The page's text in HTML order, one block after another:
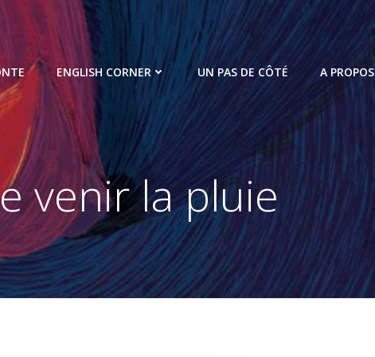
ENGLISH CORNER UN PAS DE CÔTÉ A PROPOS
venir la pluie